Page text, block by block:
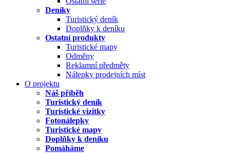
Deníky
Turistický deník
Doplňky k deníku
Ostatní produkty
Turistické mapy
Odměny
Reklamní předměty
Nálepky prodejních míst
O projektu
Náš příběh
Turistický deník
Turistické vizitky
Fotonálepky
Turistické mapy
Doplňky k deníku
Pomáháme